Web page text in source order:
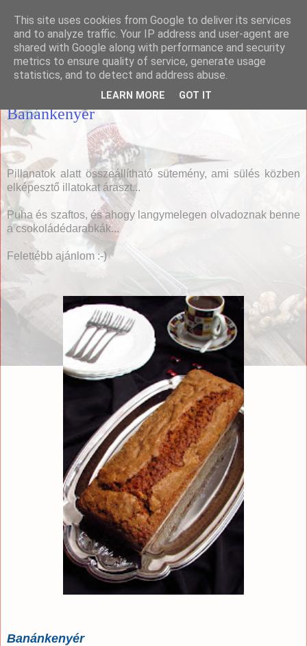
Házias konyha
Banánkenyér
Pillanatok alatt összeállítható sütemény, ami sülés közben
elképesztő illatokat áraszt...
Puha és szaftos, és ahogy langymelegen olvadoznak benne
a csokoládédarabkák...
Felettébb ajánlom :-)
Banánkenyér
This site uses cookies from Google to deliver its services
and to analyze traffic. Your IP address and user-agent are
shared with Google along with performance and security
metrics to ensure quality of service, generate usage
statistics, and to detect and address abuse.
LEARN MORE GOT IT